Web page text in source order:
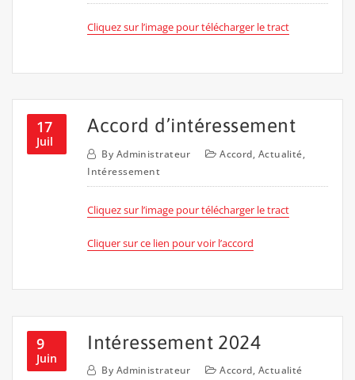
Cliquez sur l’image pour télécharger le tract
17
Juil
Accord d’intéressement
By Administrateur Accord, Actualité,
Intéressement
Cliquez sur l’image pour télécharger le tract
Cliquer sur ce lien pour voir l’accord
9
Juin
Intéressement 2024
By Administrateur Accord, Actualité